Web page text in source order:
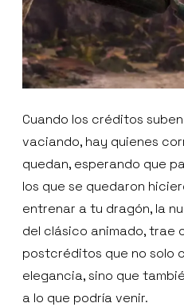
Cuando los créditos
vaciando, hay quienes
quedan, esperando que
los que se quedaron
entrenar a tu dragón, la
del clásico animado, trae
postcréditos que no solo
elegancia, sino que
a lo que podría venir.